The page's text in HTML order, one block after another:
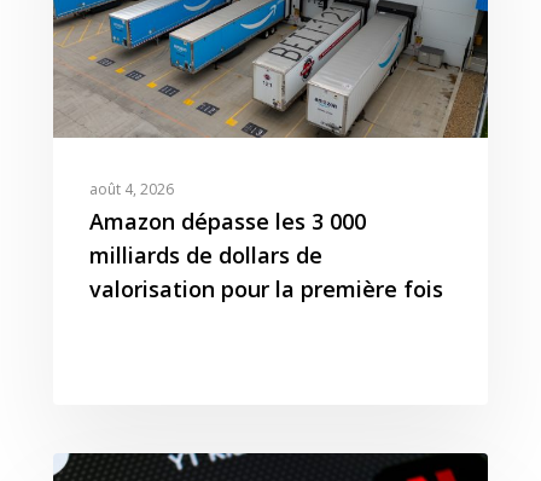
août 4, 2026
Amazon dépasse les 3 000
milliards de dollars de
valorisation pour la première fois
Agence Amazon Ads
Partner
Nos Podcasts
Nos Vidéos
Krooga SAS
38 Avenue de Saxe, 69006
T:+ 33 04 78 52 38 15